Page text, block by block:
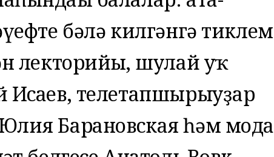
бәлә килгәнгә тиклем
лекторийы, шулай уҡ
Исаев, телетапшырыуҙар
Барановская һәм мода